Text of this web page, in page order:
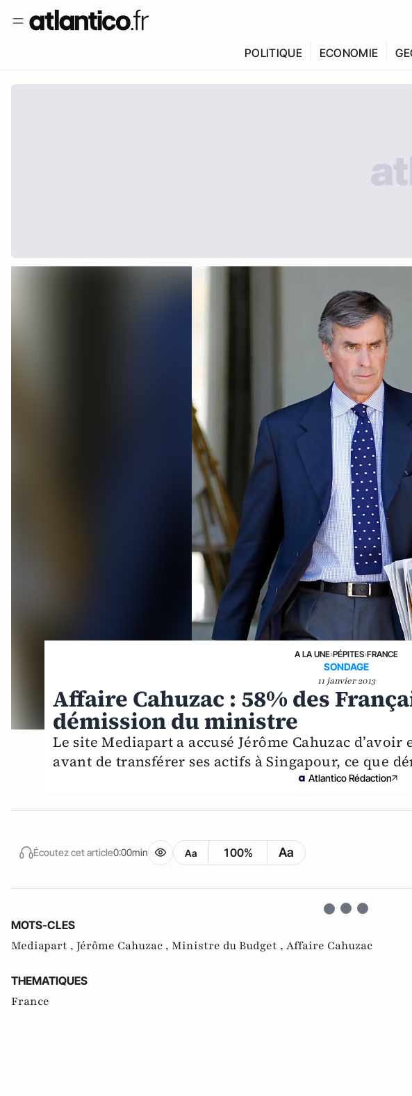
POLITIQUE ECONOMIE
A LA UNE›PÉPITES›FRANCE
SONDAGE
11 janvier 2013
Affaire Cahuzac : 58% des
démission du ministre
Le site Mediapart a accusé Jérôme Cahuzac d’avoir
avant de transférer ses actifs à Singapour, ce que
Atlantico Rédaction
Écoutez cet article0:00min Aa 100% Aa
MOTS-CLES
Mediapart , Jérôme Cahuzac , Ministre du Budget , Affaire Cahuzac
THEMATIQUES
France